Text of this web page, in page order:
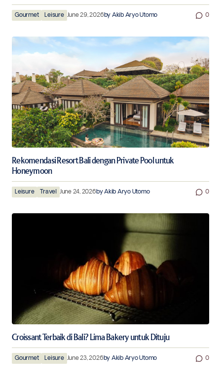
Gourmet Leisure June 29, 2026by Akib Aryo Utomo 0
Rekomendasi Resort Bali dengan Private Pool untuk
Honeymoon
Leisure Travel June 24, 2026byAkib Aryo Utomo 0
Croissant Terbaik di Bali? Lima Bakery untuk Dituju
Gourmet Leisure June 23, 2026by Akib Aryo Utomo 0